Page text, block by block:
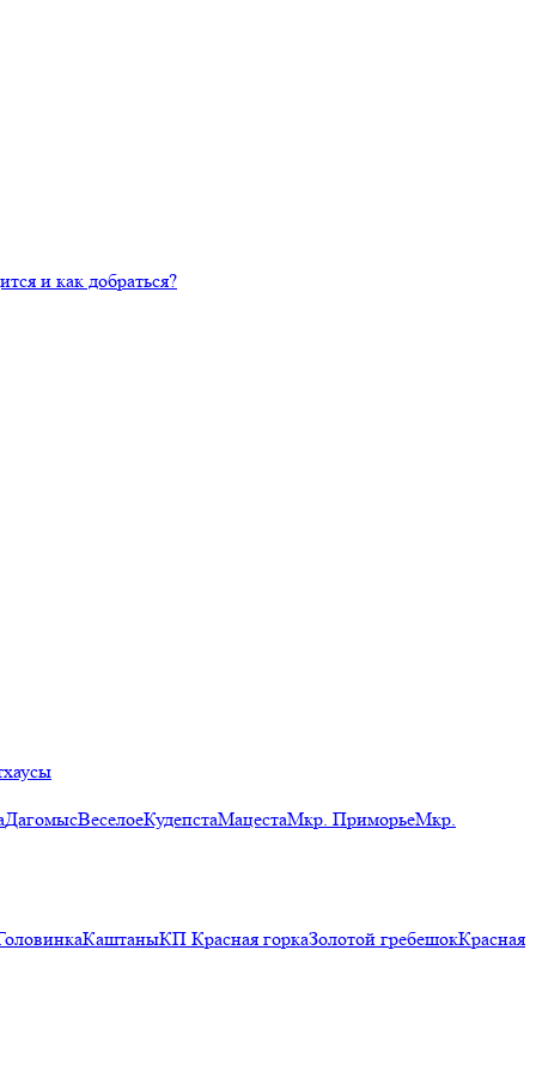
и как добраться?
ДагомысВеселоеКудепстаМацестаМкр. ПриморьеМкр.
КаштаныКП Красная горкаЗолотой гребешокКрасная